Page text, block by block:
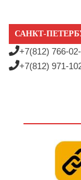
САНКТ-
+7(812) 766-
+7(812) 971-